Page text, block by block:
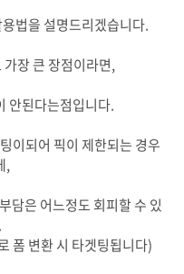
법을 설명드리겠습니다.
장 큰 장점이라면,
안된다는점입니다.
이되어 픽이 제한되는 경우
,
담은 어느정도 회피할 수 있
폼 변환 시 타겟팅됩니다)